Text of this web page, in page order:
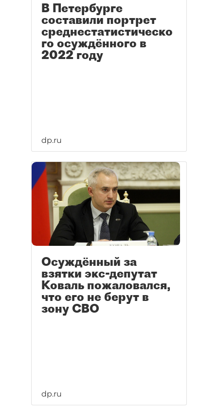
В Петербурге
составили портрет
среднестатистическо
го осуждённого в
2022 году
dp.ru
Осуждённый за
взятки экс-депутат
Коваль пожаловался,
что его не берут в
зону СВО
dp.ru